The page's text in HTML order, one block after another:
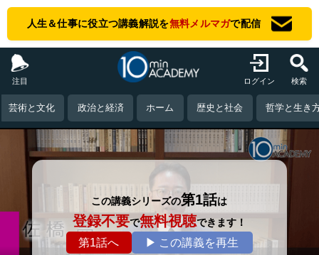
人生＆仕事に役立つ講義解説を無料メルマガで配信
注目 ログイン 検索
芸術と文化 政治と経済 ホーム 歴史と社会 哲学と生き
この講義シリーズの第1話は
登録不要で無料視聴できます！
第1話へ ▶ この講義を再生